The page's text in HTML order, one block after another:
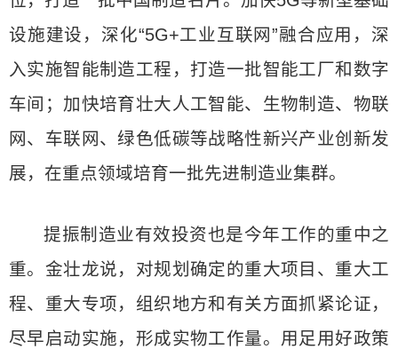
设施建设，深化“5G+工业互联网”融合应用，深
入实施智能制造工程，打造一批智能工厂和数字
车间；加快培育壮大人工智能、生物制造、物联
网、车联网、绿色低碳等战略性新兴产业创新发
展，在重点领域培育一批先进制造业集群。
提振制造业有效投资也是今年工作的重中之
重。金壮龙说，对规划确定的重大项目、重大工
程、重大专项，组织地方和有关方面抓紧论证，
尽早启动实施，形成实物工作量。用足用好政策